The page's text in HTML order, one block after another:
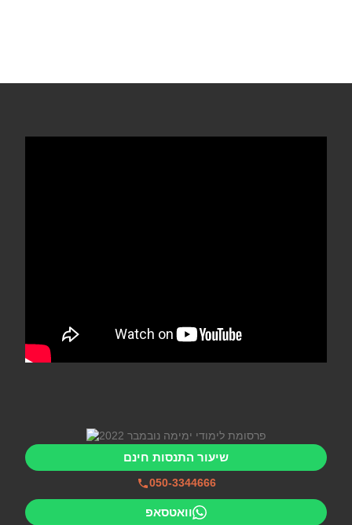
שיעור התנסות חינם
050-3344666
וואטסאפ